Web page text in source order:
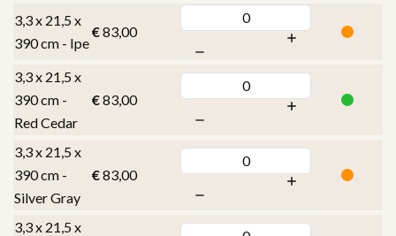
3,3 x 21,5 x
390 cm - Ipe
€83,00
3,3 x 21,5 x
390 cm -
Red Cedar
€83,00
3,3 x 21,5 x
390 cm -
Silver Gray
€83,00
3,3 x 21,5 x